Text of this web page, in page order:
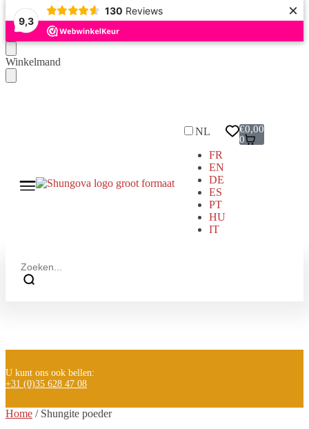
9,3
130 Reviews ×
Winkelmand
NL
FR
EN
DE
ES
PT
HU
IT
€0,00
0
U kunt ons ook bellen:
+31 (0)35 628 47 08
Home / Shungite poeder